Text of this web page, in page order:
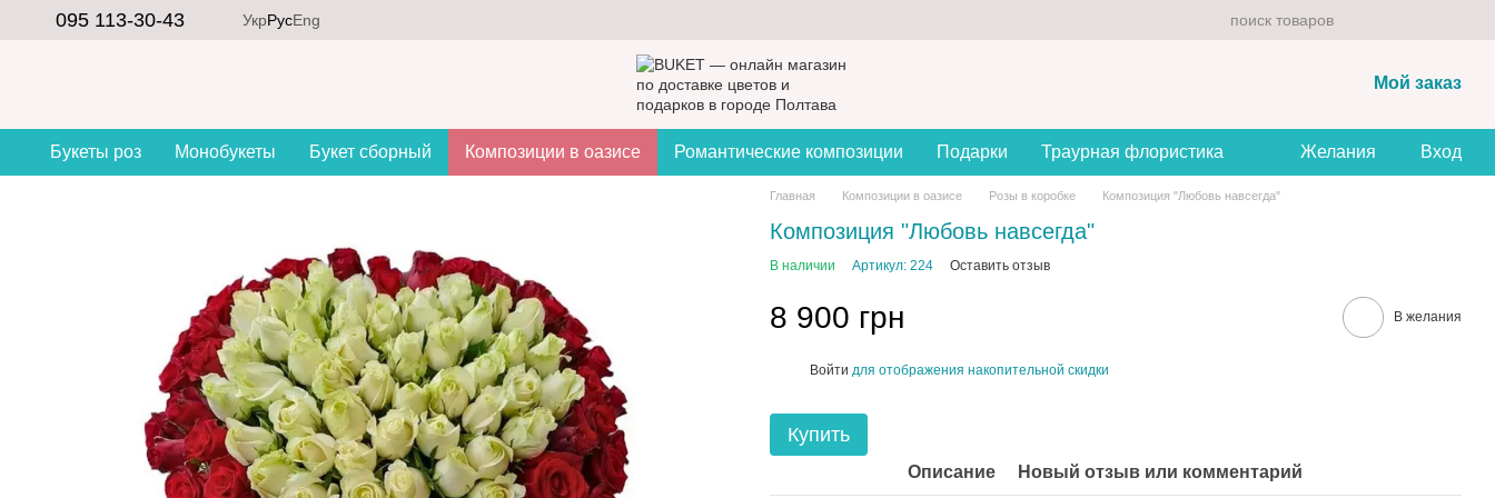
Перейти к основному контенту
095 113-30-43 УкрРусEng
Мой заказ
Букеты роз Монобукеты Букет сборный Композиции в оазисе Романтические композиции Подарки Траурная флористика Желания Вход
Главная Композиции в оазисе Розы в коробке Композиция "Любовь навсегда"
Композиция "Любовь навсегда"
В наличии Артикул: 224 Оставить отзыв
8 900 грн В желания
Войти для отображения накопительной скидки
Купить
Описание Новый отзыв или комментарий